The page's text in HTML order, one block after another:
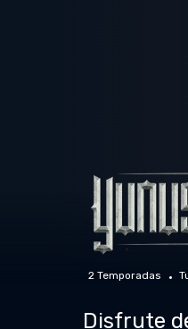
2 Temporadas
Disfrute